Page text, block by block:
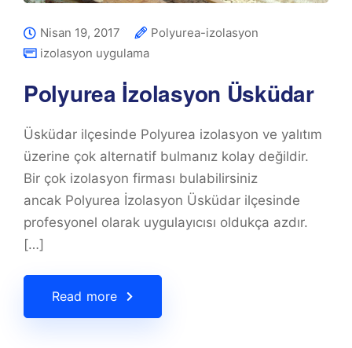
Nisan 19, 2017
Polyurea-izolasyon
izolasyon uygulama
Polyurea İzolasyon Üsküdar
Üsküdar ilçesinde Polyurea izolasyon ve yalıtım
üzerine çok alternatif bulmanız kolay değildir.
Bir çok izolasyon firması bulabilirsiniz
ancak Polyurea İzolasyon Üsküdar ilçesinde
profesyonel olarak uygulayıcısı oldukça azdır.
[…]
Read more